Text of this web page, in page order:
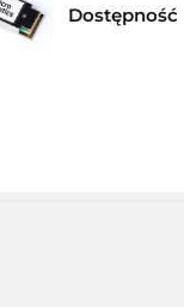
Dostępność